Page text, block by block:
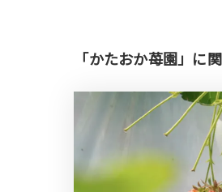
「かたおか苺園」に